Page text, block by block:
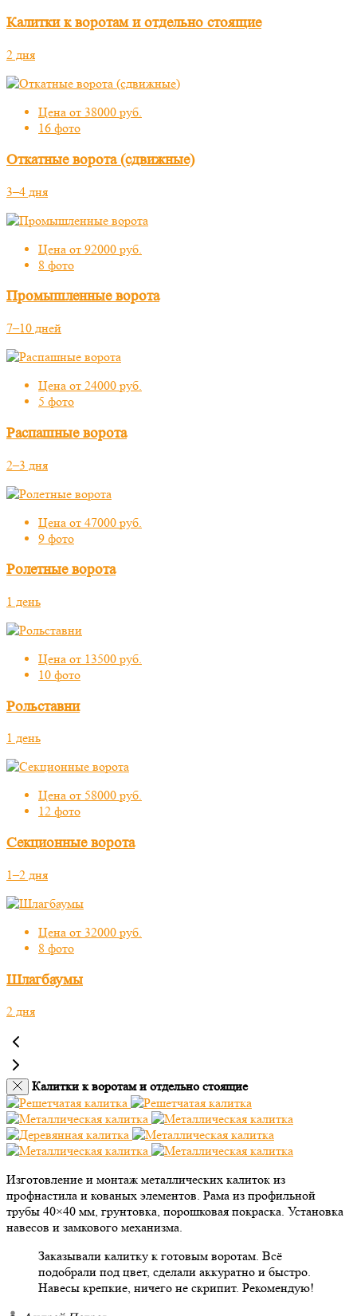
Калитки к воротам и отдельно стоящие
2 дня
Цена от 38000 руб.
16 фото
Откатные ворота (сдвижные)
3–4 дня
Цена от 92000 руб.
8 фото
Промышленные ворота
7–10 дней
Цена от 24000 руб.
5 фото
Распашные ворота
2–3 дня
Цена от 47000 руб.
9 фото
Ролетные ворота
1 день
Цена от 13500 руб.
10 фото
Рольставни
1 день
Цена от 58000 руб.
12 фото
Секционные ворота
1–2 дня
Цена от 32000 руб.
8 фото
Шлагбаумы
2 дня
Калитки к воротам и отдельно стоящие
Изготовление и монтаж металлических калиток из
профнастила и кованых элементов. Рама из профильной
трубы 40×40 мм, грунтовка, порошковая покраска. Установка
навесов и замкового механизма.
Заказывали калитку к готовым воротам. Всё
подобрали под цвет, сделали аккуратно и быстро.
Навесы крепкие, ничего не скрипит. Рекомендую!